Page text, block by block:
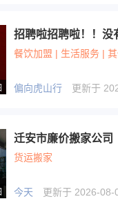
招聘啦招聘啦！！没
餐饮加盟 | 生活服务 |
偏向虎山行 更新于
迁安市廉价搬家公司
货运搬家
今天 更新于 2026-08-